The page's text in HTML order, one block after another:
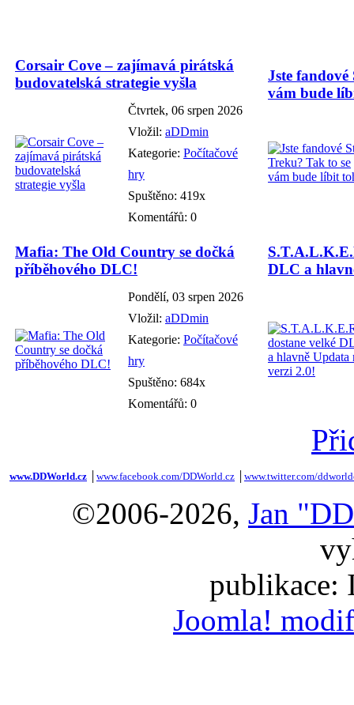
Corsair Cove – zajímavá pirátská
budovatelská strategie vyšla
Čtvrtek, 06 srpen 2026
Vložil: aDDmin
Kategorie: Počítačové
hry
Spuštěno: 419x
Komentářů: 0
Jste
vám bude
Mafia: The Old Country se dočká
příběhového DLC!
Pondělí, 03 srpen 2026
Vložil: aDDmin
Kategorie: Počítačové
hry
Spuštěno: 684x
Komentářů: 0
DLC a
www.DDWorld.cz www.facebook.com/DDWorld.cz www.twitter.com/
©2006-2026, Jan
publikace:
Joomla!